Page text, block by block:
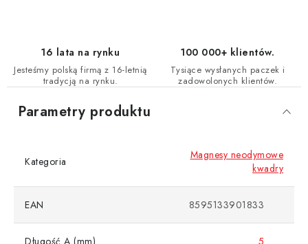
16 lata na rynku
Jesteśmy polską firmą z 16-letnią
tradycją na rynku.
100 000+ klientów.
Tysiące wysłanych paczek i
zadowolonych klientów.
Parametry produktu
Kategoria
Magnesy neodymowe
kwadry
EAN 8595133901833